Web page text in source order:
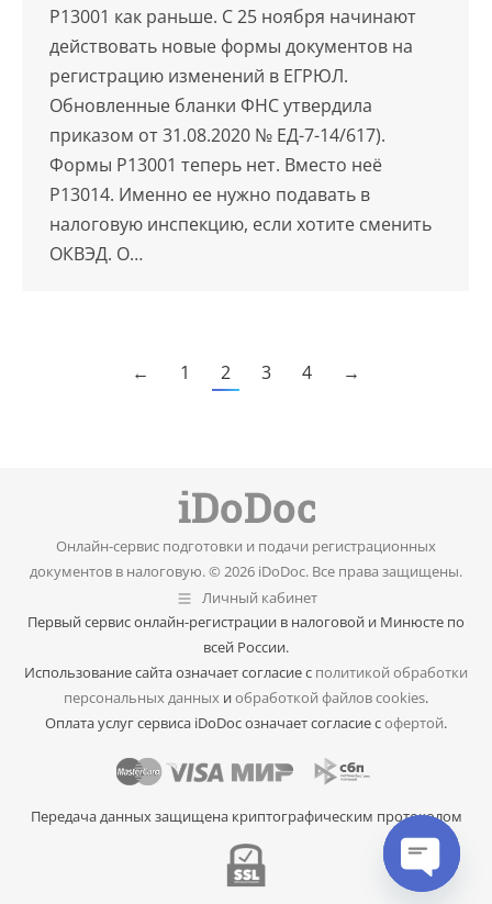
Р13001 как раньше. С 25 ноября начинают
действовать новые формы документов на
регистрацию изменений в ЕГРЮЛ.
Обновленные бланки ФНС утвердила
приказом от 31.08.2020 № ЕД-7-14/617).
Формы Р13001 теперь нет. Вместо неё
Р13014. Именно ее нужно подавать в
налоговую инспекцию, если хотите сменить
ОКВЭД. О…
← 1 2 3 4 →
Онлайн-сервис подготовки и подачи регистрационных
документов в налоговую. © 2026 iDoDoc. Все права защищены.
Личный кабинет
Первый сервис онлайн-регистрации в налоговой и Минюсте по
всей России.
Использование сайта означает согласие с политикой обработки
персональных данных иобработкой файлов cookies.
Оплата услуг сервиса iDoDoc означает согласие софертой.
Передача данных защищена криптографическим протоколом